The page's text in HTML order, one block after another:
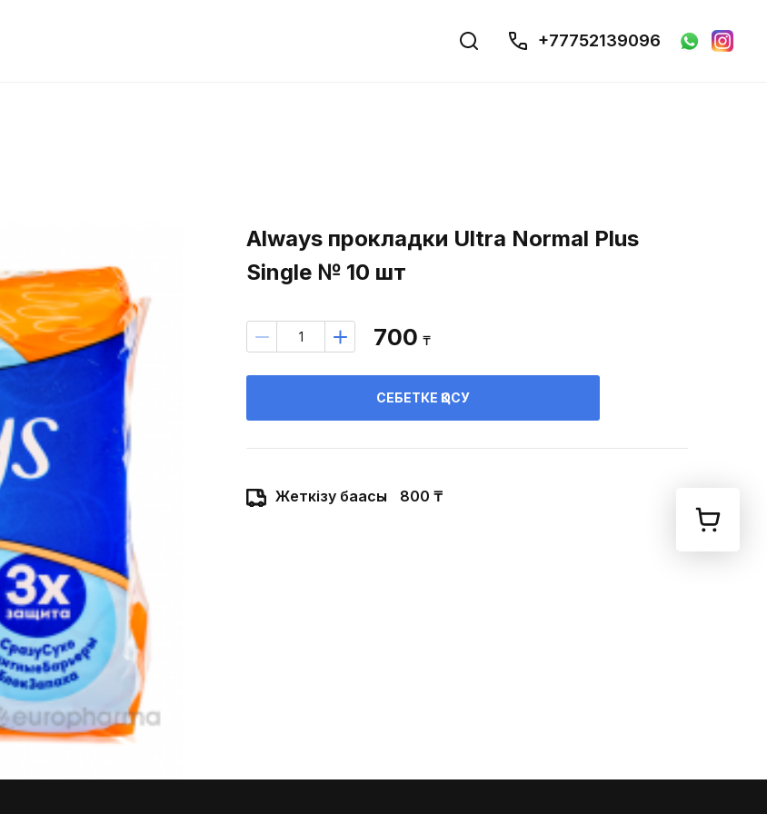
+77752139096
Always прокладки Ultra Normal Plus
Single № 10 шт
700 ₸
СЕБЕТКЕ ҚОСУ
Жеткізу бағасы 800 ₸